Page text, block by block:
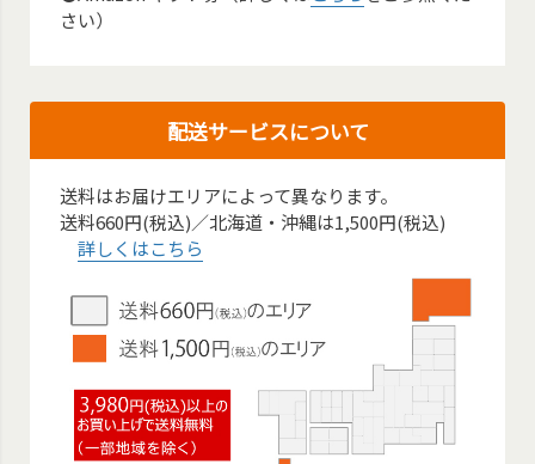
さい）
配送サービスについて
送料はお届けエリアによって異なります。
送料660円(税込)／北海道・沖縄は1,500円(税込)
詳しくはこちら